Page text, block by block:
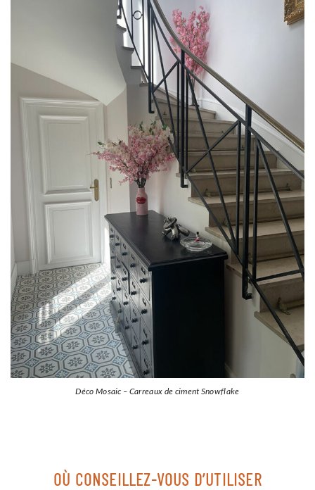
Déco Mosaic – Carreaux de ciment Snowflake
OÙ CONSEILLEZ-VOUS D’UTILISER